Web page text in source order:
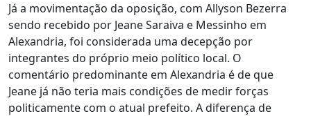
Já a movimentação da oposição, com Allyson Bezerra
sendo recebido por Jeane Saraiva e Messinho em
Alexandria, foi considerada uma decepção por
integrantes do próprio meio político local. O
comentário predominante em Alexandria é de que
Jeane já não teria mais condições de medir forças
politicamente com o atual prefeito. A diferença de